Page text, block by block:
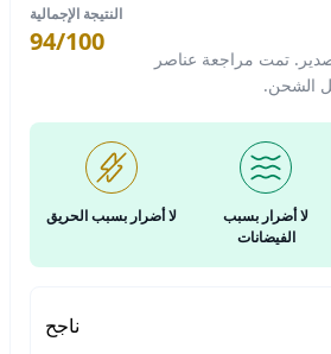
تمت مراجعة عناصر
الشحن.
النتيجة الإجمالية
94/100
لا أضرار بسبب
الفيضانات
لا أضرار بسبب الحريق
ناجح